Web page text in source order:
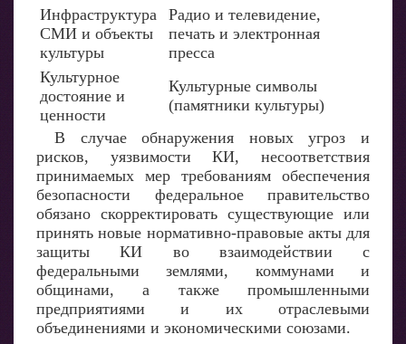
Инфраструктура
СМИ и объекты
культуры
Радио и телевидение,
печать и электронная
пресса
Культурное
достояние и
ценности
Культурные символы
(памятники культуры)
В случае обнаружения новых угроз и
рисков, уязвимости КИ, несоответствия
принимаемых мер требованиям обеспечения
безопасности федеральное правительство
обязано скорректировать существующие или
принять новые нормативно-правовые акты для
защиты КИ во взаимодействии с
федеральными землями, коммунами и
общинами, а также промышленными
предприятиями и их отраслевыми
объединениями и экономическими союзами.